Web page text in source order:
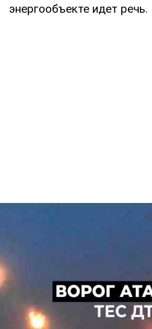
энергообъекте идет речь.